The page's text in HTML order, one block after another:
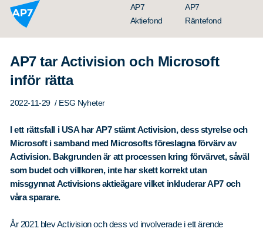
Hoppa till innehållet
AP7
Aktiefond
AP7
Räntefond
AP7 tar Activision och Microsoft
inför rätta
2022-11-29 / ESG Nyheter
I ett rättsfall i USA har AP7 stämt Activision, dess styrelse och
Microsoft i samband med Microsofts föreslagna förvärv av
Activision. Bakgrunden är att processen kring förvärvet, såväl
som budet och villkoren, inte har skett korrekt utan
missgynnat Activisions aktieägare vilket inkluderar AP7 och
våra sparare.
År 2021 blev Activision och dess vd involverade i ett ärende
Organisation
Styrelse
Ledning
Årsredovisningar